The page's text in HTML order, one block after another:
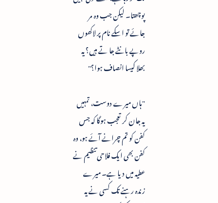
پوچھتا۔ لیکن جب وہ مر
جائے تو اسکے نام پر لاکھوں
روپے بانٹے جا تے ہیں؟ یہ
بھلا کیسا انصاف ہوا؟"
"ہاں میرے دوست، تمہیں
یہ جان کر تعجب ہوگا کہ جس
کفن کو تم چرانے آئے ہو، وہ
کفن بھی ایک فلاحی تنظیم نے
عطیہ میں دیا ہے۔ میرے
زندہ رہنے تک کسی نے یہ